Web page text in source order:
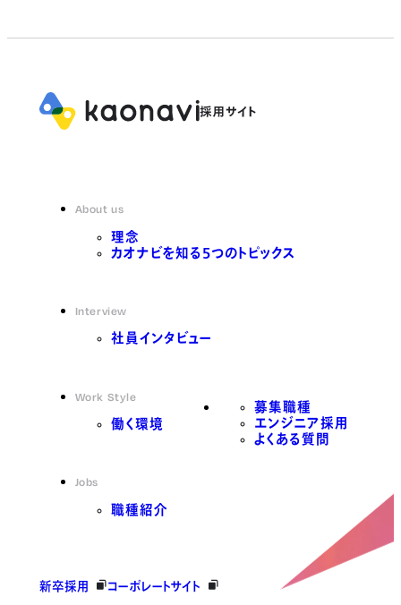
About us
理念
カオナビを知る5つのトピックス
Interview
社員インタビュー
Work Style
働く環境
Jobs
職種紹介
募集職種
エンジニア採用
よくある質問
新卒採用 コーポレートサイト